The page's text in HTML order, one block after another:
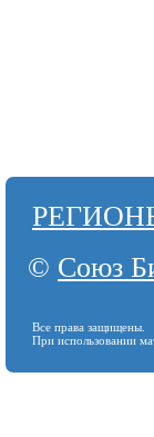
© Союз
Все права защищены.
При использовании